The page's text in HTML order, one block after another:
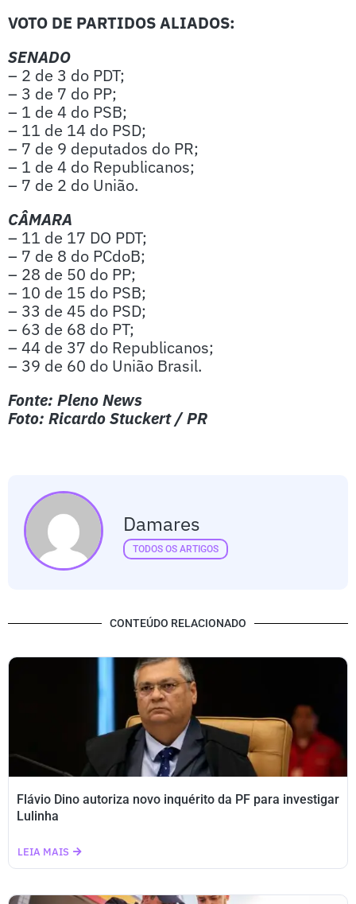
VOTO DE PARTIDOS ALIADOS:
SENADO
– 2 de 3 do PDT;
– 3 de 7 do PP;
– 1 de 4 do PSB;
– 11 de 14 do PSD;
– 7 de 9 deputados do PR;
– 1 de 4 do Republicanos;
– 7 de 2 do União.
CÂMARA
– 11 de 17 DO PDT;
– 7 de 8 do PCdoB;
– 28 de 50 do PP;
– 10 de 15 do PSB;
– 33 de 45 do PSD;
– 63 de 68 do PT;
– 44 de 37 do Republicanos;
– 39 de 60 do União Brasil.
Fonte: Pleno News
Foto: Ricardo Stuckert / PR
Damares
TODOS OS ARTIGOS
CONTEÚDO RELACIONADO
Flávio Dino autoriza novo inquérito da PF para investigar
Lulinha
LEIA MAIS